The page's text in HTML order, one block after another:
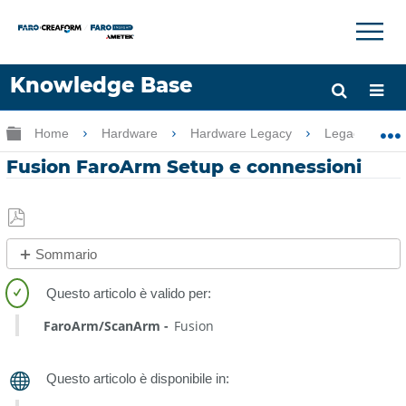
Knowledge Base
Lingua
Chiedere aiuto Accesso
×
Ingrandisci/riduci gerarchia globale
Home Hardware Hardware Legacy Legacy USB
Fusion FaroArm Setup e connessioni
Salva
come
PDF
Sommario
No
intestazioni
FaroArm/ScanArm Fusion